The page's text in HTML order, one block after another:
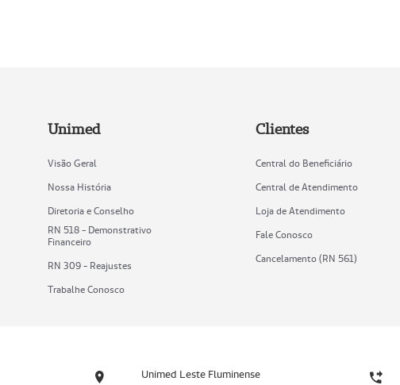
Unimed
Visão Geral
Nossa História
Diretoria e Conselho
RN 518 - Demonstrativo
Financeiro
RN 309 - Reajustes
Trabalhe Conosco
Clientes
Central do Beneficiário
Central de Atendimento
Loja de Atendimento
Fale Conosco
Cancelamento (RN 561)
Unimed Leste Fluminense